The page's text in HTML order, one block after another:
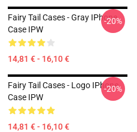
Fairy Tail Cases - Gray IPhone
Case IPW
14,81 € - 16,10 €
-20%
Fairy Tail Cases - Logo IPhone
Case IPW
14,81 € - 16,10 €
-20%